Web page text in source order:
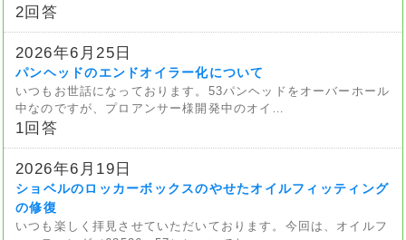
2回答
2026年6月25日
パンヘッドのエンドオイラー化について
いつもお世話になっております。53パンヘッドをオーバーホール
中なのですが、プロアンサー様開発中のオイ…
1回答
2026年6月19日
ショベルのロッカーボックスのやせたオイルフィッティング
の修復
いつも楽しく拝見させていただいております。今回は、オイルフ